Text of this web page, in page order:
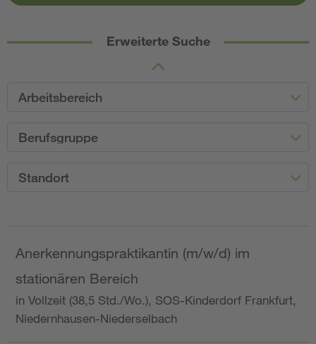
Erweiterte Suche
Arbeitsbereich
Berufsgruppe
Standort
Anerkennungspraktikantin (m/w/d) im
stationären Bereich
in Vollzeit (38,5 Std./Wo.), SOS-Kinderdorf Frankfurt,
Niedernhausen-Niederselbach